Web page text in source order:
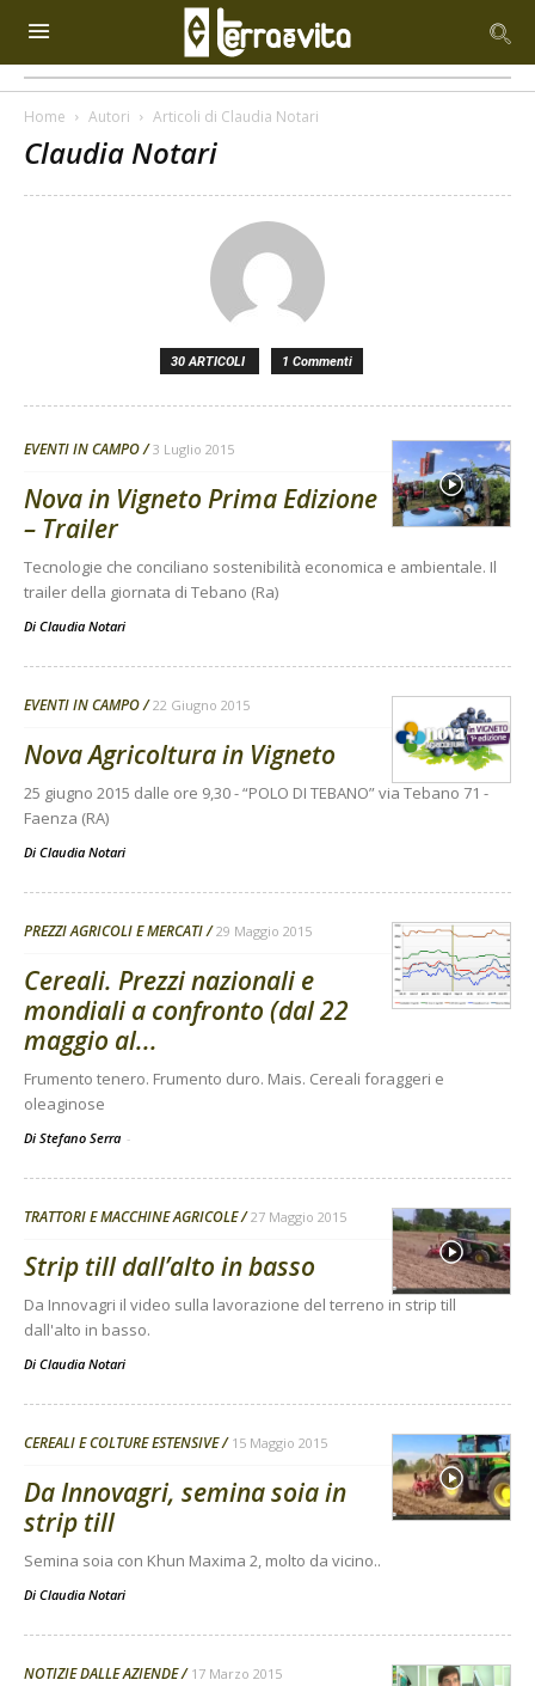
Home Autori Articoli di Claudia Notari
Claudia Notari
30 ARTICOLI 1 Commenti
EVENTI IN CAMPO 3 Luglio 2015
Nova in Vigneto Prima Edizione
– Trailer
Tecnologie che conciliano sostenibilità economica e ambientale. Il
trailer della giornata di Tebano (Ra)
Di Claudia Notari
EVENTI IN CAMPO 22 Giugno 2015
Nova Agricoltura in Vigneto
25 giugno 2015 dalle ore 9,30 - “POLO DI TEBANO” via Tebano 71 -
Faenza (RA)
Di Claudia Notari
PREZZI AGRICOLI E MERCATI 29 Maggio 2015
Cereali. Prezzi nazionali e
mondiali a confronto (dal 22
maggio al...
Frumento tenero. Frumento duro. Mais. Cereali foraggeri e
oleaginose
Di Stefano Serra -
TRATTORI E MACCHINE AGRICOLE 27 Maggio 2015
Strip till dall’alto in basso
Da Innovagri il video sulla lavorazione del terreno in strip till
dall'alto in basso.
Di Claudia Notari
CEREALI E COLTURE ESTENSIVE 15 Maggio 2015
Da Innovagri, semina soia in
strip till
Semina soia con Khun Maxima 2, molto da vicino..
Di Claudia Notari
NOTIZIE DALLE AZIENDE 17 Marzo 2015